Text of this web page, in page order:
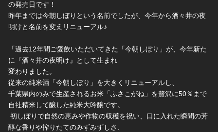
の発売日です！
昨年までは今朝しぼりという名前でしたが、今年から酒々井の夜
明けと名前を変えリニューアル♪
「過去12年間ご愛飲いただいてきた「今朝しぼり」が、 今年新た
に『酒々井の夜明け』として生まれ
変わりました。
従来の純米酒「今朝しぼり」を大きくリニューアルし、
千葉県内のみで生産されるお米「ふさこがね」を贅沢に50％まで
自社精米して醸した純米大吟醸です。
醇な香りや搾りたてのみずみずしさ、